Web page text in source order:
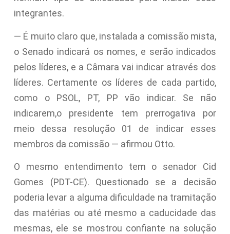
integrantes.
— É muito claro que, instalada a comissão mista,
o Senado indicará os nomes, e serão indicados
pelos líderes, e a Câmara vai indicar através dos
líderes. Certamente os líderes de cada partido,
como o PSOL, PT, PP vão indicar. Se não
indicarem,o presidente tem prerrogativa por
meio dessa resolução 01 de indicar esses
membros da comissão — afirmou Otto.
O mesmo entendimento tem o senador Cid
Gomes (PDT-CE). Questionado se a decisão
poderia levar a alguma dificuldade na tramitação
das matérias ou até mesmo a caducidade das
mesmas, ele se mostrou confiante na solução